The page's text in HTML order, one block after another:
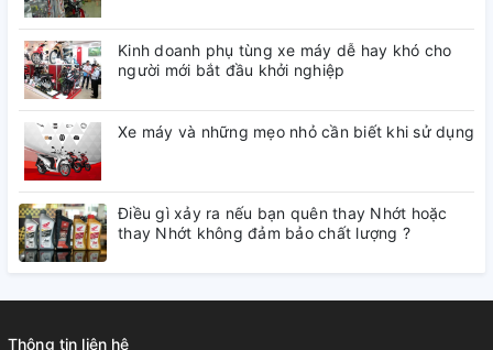
Kinh doanh phụ tùng xe máy dễ hay khó cho
người mới bắt đầu khởi nghiệp
Xe máy và những mẹo nhỏ cần biết khi sử dụng
Điều gì xảy ra nếu bạn quên thay Nhớt hoặc
thay Nhớt không đảm bảo chất lượng ?
Thông tin liên hệ